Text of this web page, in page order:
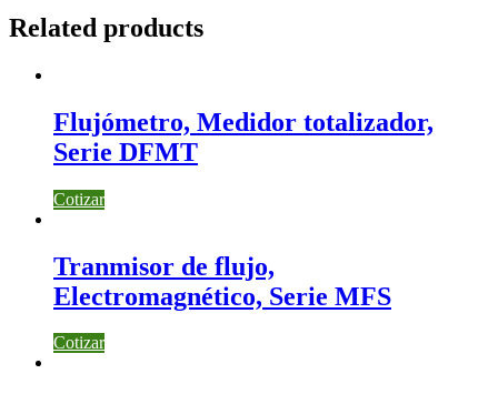
Related products
Flujómetro, Medidor totalizador,
Serie DFMT
Cotizar
Tranmisor de flujo,
Electromagnético, Serie MFS
Cotizar